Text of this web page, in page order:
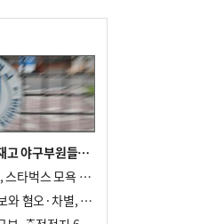
"스타벅스 가야지" 응원 배재고 야구부원들, 학교서 징계 처분
‘탱크데이’ 다시 불지핀 경찰, 스타벅스 모욕 혐의 압수수색
차정인 국교위원장 “허위정보와 혐오·차별, 학교 교실까지 유입"